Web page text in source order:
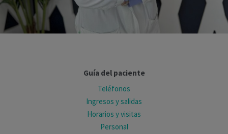
Guía del paciente
Teléfonos
Ingresos y salidas
Horarios y visitas
Personal